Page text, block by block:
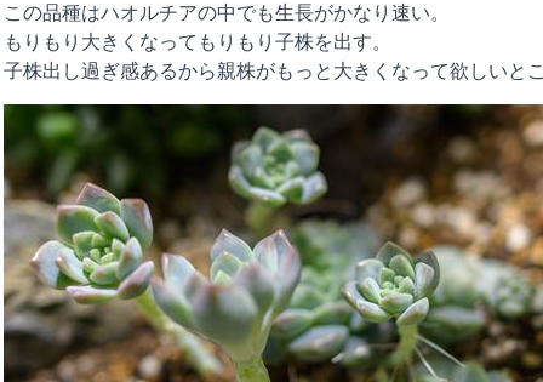
この品種はハオルチアの中でも生長がかなり速い。
もりもり大きくなってもりもり子株を出す。
子株出し過ぎ感あるから親株がもっと大きくなって欲しいと